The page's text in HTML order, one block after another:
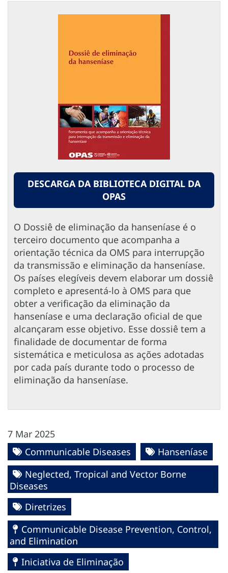
DESCARGA DA BIBLIOTECA DIGITAL DA
OPAS
O Dossiê de eliminação da hanseníase é o
terceiro documento que acompanha a
orientação técnica da OMS para interrupção
da transmissão e eliminação da hanseníase.
Os países elegíveis devem elaborar um dossiê
completo e apresentá-lo à OMS para que
obter a verificação da eliminação da
hanseníase e uma declaração oficial de que
alcançaram esse objetivo. Esse dossiê tem a
finalidade de documentar de forma
sistemática e meticulosa as ações adotadas
por cada país durante todo o processo de
eliminação da hanseníase.
7 Mar 2025
Communicable Diseases
Hanseníase
Neglected, Tropical and Vector Borne
Diseases
Diretrizes
Communicable Disease Prevention, Control,
and Elimination
Iniciativa de Eliminação